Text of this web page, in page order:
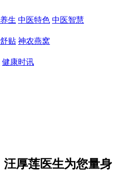
生 中医特色 中医智慧
贴 神农燕窝
健康时讯
厚莲医生为您量身